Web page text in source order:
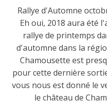
Rallye d'Automne
Eh oui, 2018 aura été
rallye de printemps
d'automne dans la
Chamousette est
pour cette dernière
vous nous est donné le
le château de